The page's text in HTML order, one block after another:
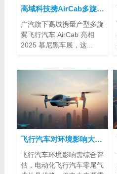
高域科技携AirCab多旋翼飞行汽车亮相2025慕尼黑车展
广汽旗下高域携量产型多旋
翼飞行汽车 AirCab 亮相
2025 慕尼黑车展，这...
飞行汽车对环境影响大吗？
飞行汽车环境影响需综合评
估，电动化飞行汽车零尾气